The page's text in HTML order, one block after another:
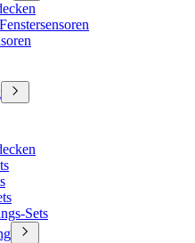
Sets